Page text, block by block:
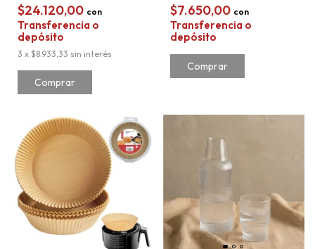
$24.120,00 con
Transferencia o
depósito
3 x $8.933,33 sin interés
$7.650,00 con
Transferencia o
depósito